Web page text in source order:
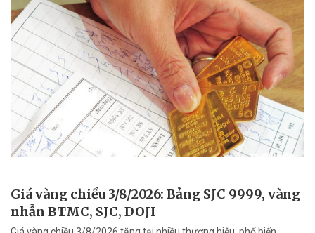
Giá vàng chiều 3/8/2026: Bảng SJC 9999, vàng
nhẫn BTMC, SJC, DOJI